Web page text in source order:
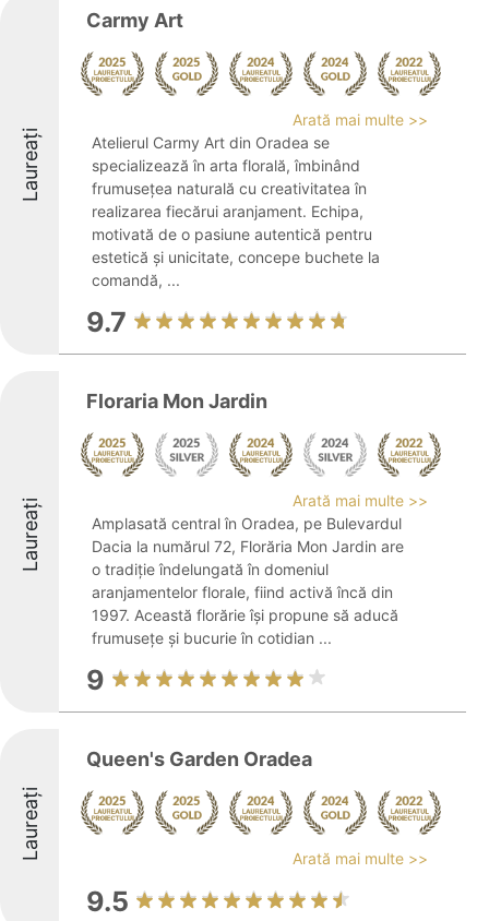
Laureați
Carmy Art
Arată mai multe >>
Atelierul Carmy Art din Oradea se
specializează în arta florală, îmbinând
frumusețea naturală cu creativitatea în
realizarea fiecărui aranjament. Echipa,
motivată de o pasiune autentică pentru
estetică și unicitate, concepe buchete la
comandă, ...
9.7
Laureați
Floraria Mon Jardin
Arată mai multe >>
Amplasată central în Oradea, pe Bulevardul
Dacia la numărul 72, Florăria Mon Jardin are
o tradiție îndelungată în domeniul
aranjamentelor florale, fiind activă încă din
1997. Această florărie își propune să aducă
frumusețe și bucurie în cotidian ...
9
Laureați
Queen's Garden Oradea
Arată mai multe >>
9.5